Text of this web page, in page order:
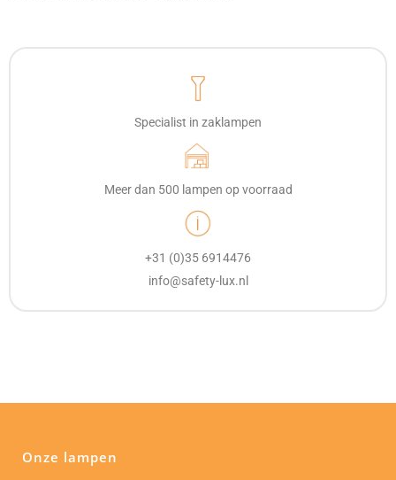
Specialist in zaklampen
Meer dan 500 lampen op voorraad
+31 (0)35 6914476
info@safety-lux.nl
Onze lampen